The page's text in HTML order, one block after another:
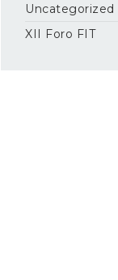
Uncategorized
XII Foro FIT